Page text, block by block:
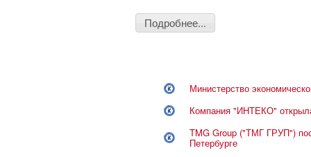
Подробнее...
Министерство
Компания "ИНТЕКО"
TMG Group ("ТМГ ГРУП")
Петербурге